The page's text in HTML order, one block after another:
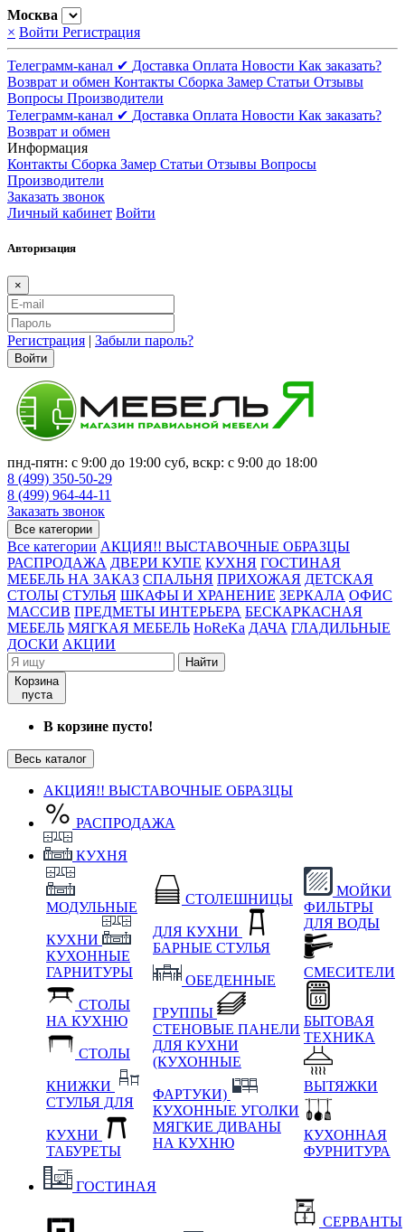
Москва
× Войти Регистрация
Телеграмм-канал ✔ Доставка Оплата Новости Как заказать?
Возврат и обмен Контакты Сборка Замер Статьи Отзывы
Вопросы Производители
Телеграмм-канал ✔ Доставка Оплата Новости Как заказать?
Возврат и обмен
Информация
Контакты Сборка Замер Статьи Отзывы Вопросы
Производители
Заказать звонок
Личный кабинет Войти
Авторизация
×
Регистрация | Забыли пароль?
Войти
пнд-пятн: с 9:00 до 19:00 суб, вскр: с 9:00 до 18:00
8 (499) 350-50-29
8 (499) 964-44-11
Заказать звонок
Все категории
Все категории АКЦИЯ!! ВЫСТАВОЧНЫЕ ОБРАЗЦЫ
РАСПРОДАЖА ДВЕРИ КУПЕ КУХНЯ ГОСТИНАЯ
МЕБЕЛЬ НА ЗАКАЗ СПАЛЬНЯ ПРИХОЖАЯ ДЕТСКАЯ
СТОЛЫ СТУЛЬЯ ШКАФЫ И ХРАНЕНИЕ ЗЕРКАЛА ОФИС
МАССИВ ПРЕДМЕТЫ ИНТЕРЬЕРА БЕСКАРКАСНАЯ
МЕБЕЛЬ МЯГКАЯ МЕБЕЛЬ HoReKa ДАЧА ГЛАДИЛЬНЫЕ
ДОСКИ АКЦИИ
Найти
Корзина
пуста
В корзине пусто!
Весь каталог
АКЦИЯ!! ВЫСТАВОЧНЫЕ ОБРАЗЦЫ
РАСПРОДАЖА
КУХНЯ
МОДУЛЬНЫЕ
КУХНИ
КУХОННЫЕ
ГАРНИТУРЫ
СТОЛЫ
НА КУХНЮ
СТОЛЫ
КНИЖКИ
СТУЛЬЯ ДЛЯ
КУХНИ
ТАБУРЕТЫ
СТОЛЕШНИЦЫ
ДЛЯ КУХНИ
БАРНЫЕ СТУЛЬЯ
ОБЕДЕННЫЕ
ГРУППЫ
СТЕНОВЫЕ ПАНЕЛИ
ДЛЯ КУХНИ
(КУХОННЫЕ
ФАРТУКИ)
КУХОННЫЕ УГОЛКИ
МЯГКИЕ ДИВАНЫ
НА КУХНЮ
МОЙКИ
ФИЛЬТРЫ
ДЛЯ ВОДЫ
СМЕСИТЕЛИ
БЫТОВАЯ
ТЕХНИКА
ВЫТЯЖКИ
КУХОННАЯ
ФУРНИТУРА
ГОСТИНАЯ
СЕРВАНТЫ